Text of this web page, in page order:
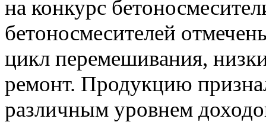
на конкурс
бетоносмесителей
цикл перемешивания,
ремонт. Продукцию
различным уровнем